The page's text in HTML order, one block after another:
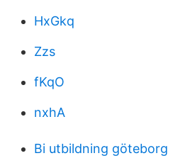
HxGkq
Zzs
fKqO
nxhA
Bi utbildning göteborg